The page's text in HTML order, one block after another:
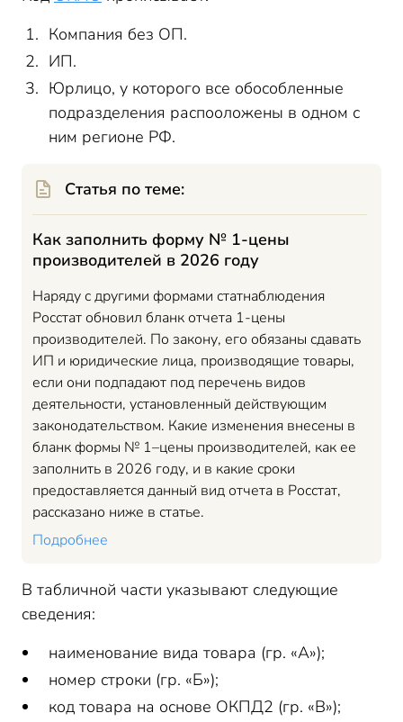
Компания без ОП.
ИП.
Юрлицо, у которого все обособленные
подразделения распооложены в одном с
ним регионе РФ.
Статья по теме:
Как заполнить форму № 1-цены
производителей в 2026 году
Наряду с другими формами статнаблюдения
Росстат обновил бланк отчета 1-цены
производителей. По закону, его обязаны сдавать
ИП и юридические лица, производящие товары,
если они подпадают под перечень видов
деятельности, установленный действующим
законодательством. Какие изменения внесены в
бланк формы № 1–цены производителей, как ее
заполнить в 2026 году, и в какие сроки
предоставляется данный вид отчета в Росстат,
рассказано ниже в статье.
Подробнее
В табличной части указывают следующие
сведения:
наименование вида товара (гр. «А»);
номер строки (гр. «Б»);
код товара на основе ОКПД2 (гр. «В»);